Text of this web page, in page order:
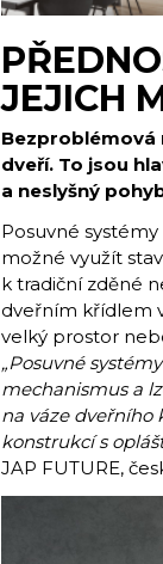
JEJICH
Bezproblémová
dveří. To jsou
a neslyšný
Posuvné
možné využít
k tradiční zděné
dveřním křídlem
velký prostor
„Posuvné
mechanismus a
na váze dveřního
konstrukcí s
JAP FUTURE,